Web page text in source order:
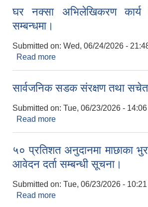
घर नक्सा अभिलेखिकरण कार्य
सम्बन्धमा।
Submitted on: Wed, 06/24/2026 -
Read more
सार्वजनिक सडक संरक्षण तथा
Submitted on: Tue, 06/23/2026 - 14:06
Read more
५० प्रतिशत अनुदानमा माछाका
आवेदन दर्ता सम्बन्धी सूचना।
Submitted on: Tue, 06/23/2026 - 10:21
Read more